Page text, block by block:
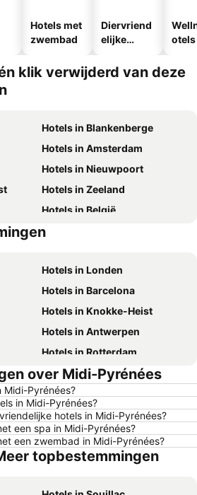
Hotels met
zwembad
Diervriend
elijke
otels
klik verwijderd van deze
Hotels in Blankenberge
Hotels in Amsterdam
Hotels in Nieuwpoort
Hotels in Zeeland
Hotels in België
Hotels in Luxemburg
Hotels in Londen
Hotels in Barcelona
Hotels in Knokke-Heist
Hotels in Antwerpen
Hotels in Rotterdam
Hotels in Durbuy
Hotels in New York
Mer
Hotels in De Haan
Hotels in Duinkerke
Hotels in Spanje
over Midi-Pyrénées
Midi-Pyrénées?
in Midi-Pyrénées?
hotels in Midi-Pyrénées?
een spa in Midi-Pyrénées?
een zwembad in Midi-Pyrénées?
topbestemmingen